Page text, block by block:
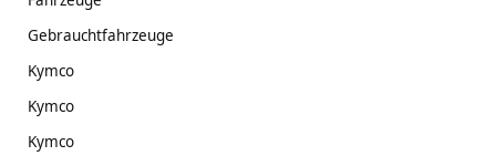
Gebrauchtfahrzeuge
Kymco
Kymco
Kymco